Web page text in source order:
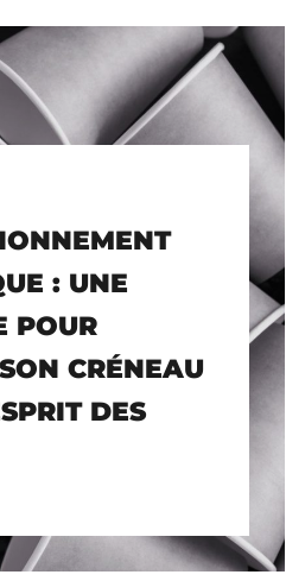
: UNE
POUR
CRÉNEAU
DES